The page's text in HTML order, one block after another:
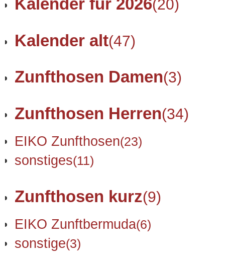
(20)
Kalender alt(47)
Zunfthosen Damen(3)
Zunfthosen Herren(34)
EIKO Zunfthosen(23)
sonstiges(11)
Zunfthosen kurz(9)
EIKO Zunftbermuda(6)
sonstige(3)